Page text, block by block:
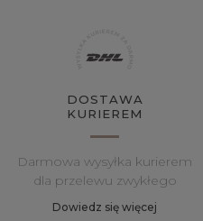
DOSTAWA
KURIEREM
Darmowa wysyłka kurierem
dla przelewu zwykłego
Dowiedz się więcej